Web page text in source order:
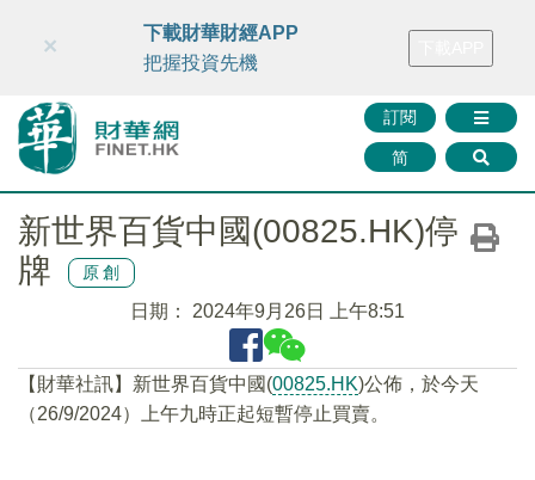
財華智庫網 FINTV FINMETA 財華證券 媒體矩陣
訂閱
简
×
下載財華財經APP
把握投資先機
新世界百貨中國(00825.HK)停
牌
原創
日期： 2024年9月26日 上午8:51
【財華社訊】新世界百貨中國(00825.HK)公佈，於今天
（26/9/2024）上午九時正起短暫停止買賣。